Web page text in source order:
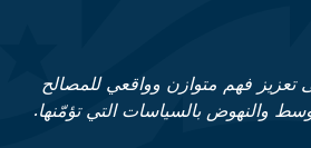
فهم متوازن وواقعي للمصالح
والنهوض بالسياسات التي تؤمّنها.